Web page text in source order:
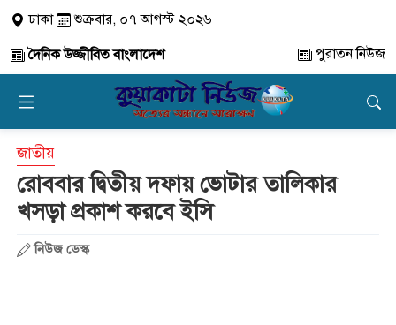
ঢাকা
শুক্রবার, ০৭ আগস্ট ২০২৬
দৈনিক উজ্জীবিত বাংলাদেশ
পুরাতন নিউজ
জাতীয়
রোববার দ্বিতীয় দফায় ভোটার তালিকার
খসড়া প্রকাশ করবে ইসি
নিউজ ডেস্ক